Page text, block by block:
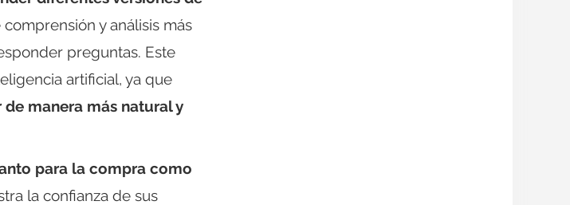
y análisis más
preguntas. Este
artificial, ya que
manera más natural y
para la compra como
la confianza de sus